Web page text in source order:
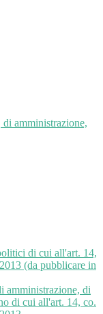
amministrazione,
di cui all'art. 14,
(da pubblicare in
amministrazione, di
di cui all'art. 14, co.